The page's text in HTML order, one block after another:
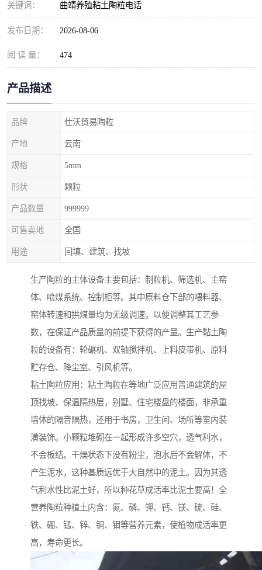
关键词： 曲靖养殖粘土陶粒电话
发布日期： 2026-08-06
阅 读 量： 474
产品描述
品牌 仕沃贸易陶粒
产地 云南
规格 5mm
形状 颗粒
产品数量 999999
可售卖地 全国
用途 回填、建筑、找坡
生产陶粒的主体设备主要包括：制粒机、筛选机、主窑
体、喷煤系统、控制柜等。其中原料仓下部的喂料器、
窑体转速和拱煤量均为无级调速，以便调整其工艺参
数，在保证产品质量的前提下获得的产量。生产黏土陶
粒的设备有：轮碾机、双轴搅拌机、上料皮带机、原料
贮存仓、降尘室、引风机等。
粘土陶粒应用：粘土陶粒在等地广泛应用普通建筑的屋
顶找坡、保温隔热层，别墅、住宅楼盘的楼面，非承重
墙体的隔音隔热，还用于书房，卫生间、场所等室内装
潢装饰。小颗粒堆砌在一起形成许多空穴，透气利水，
不会板结。干燥状态下没有粉尘，泡水后不会解体，不
产生泥水，这种基质远优于大自然中的泥土。因为其透
气利水性比泥土好，所以种花草成活率比泥土要高！全
营养陶粒种植土内含：氮、磷、钾、钙、镁、硫、硅、
铁、硼、锰、锌、铜、钼等营养元素，使植物成活率更
高，寿命更长。